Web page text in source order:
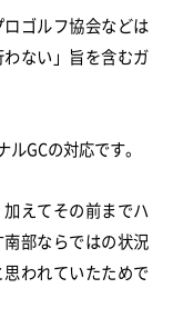
ゴルフ協会などは
わない」旨を含むガ
GCの対応です。
えてその前までハ
部ならではの状況
われていたためで